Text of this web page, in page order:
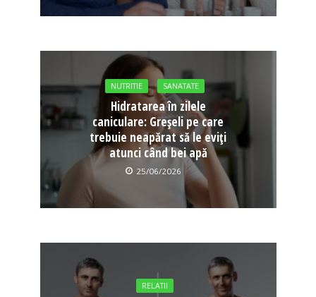
NUTRITIE SANATATE
Hidratarea în zilele
caniculare: Greșeli pe care
trebuie neapărat să le eviți
atunci când bei apă
25/06/2026
RELATII